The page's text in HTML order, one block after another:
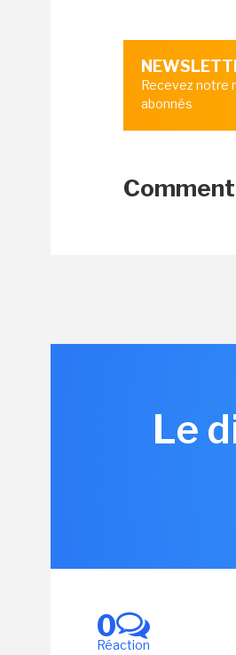
Recevez notre
abonnés
Le
0
Réaction